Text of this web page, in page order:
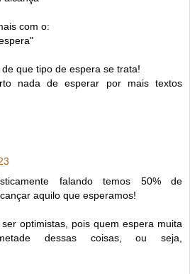
com o:
que tipo de espera se trata!
nada de esperar por mais textos
falando temos 50% de
aquilo que esperamos!
optimistas, pois quem espera muita
dessas coisas, ou seja,